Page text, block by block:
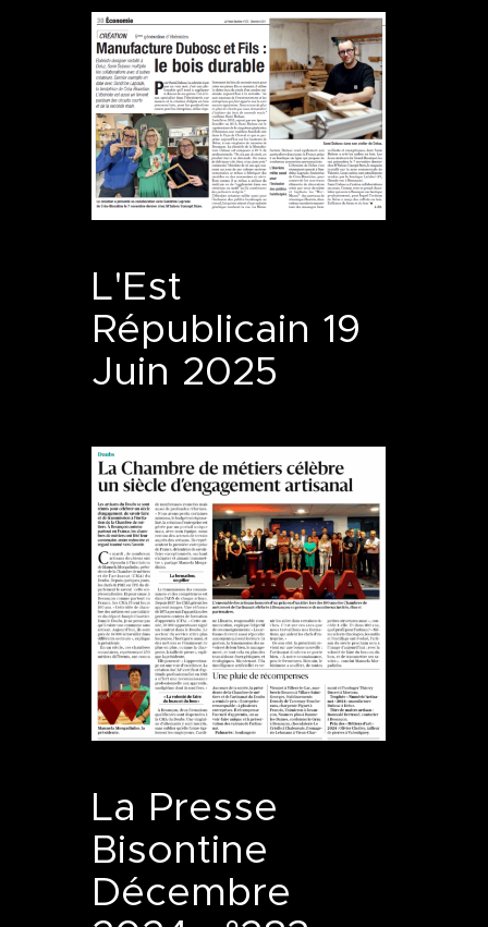
L'Est
Républicain 19
Juin 2025
La Presse
Bisontine
Décembre